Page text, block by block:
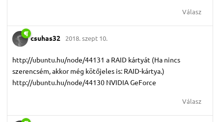
Válasz
csuhas32 2018. szept 10.
http://ubuntu.hu/node/44131 a RAID kártyát (Ha nincs
szerencsém, akkor még kötőjeles is: RAID-kártya.)
http://ubuntu.hu/node/44130 NVIDIA GeForce
Válasz